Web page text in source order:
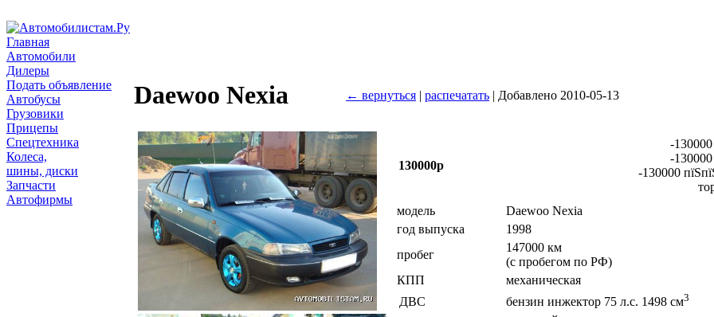
Главная
Автомобили
Дилеры
Подать объявление
Автобусы
Грузовики
Прицепы
Спецтехника
Колеса,
шины, диски
Запчасти
Автофирмы
Daewoo Nexia ← вернуться | распечатать | Добавлено 2010-05-13
130000р
-
-
-130000
модель
Daewoo Nexia
год выпуска
1998
пробег
147000 км
(с пробегом по РФ)
КПП
механическая
ДВС
бензин инжектор 75 л.с. 1498 см3